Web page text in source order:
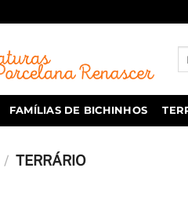
FAMÍLIAS DE BICHINHOS
/ TERRÁRIO